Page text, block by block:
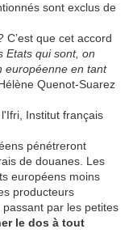
sont exclus de
C’est que cet accord
Etats qui sont, on
européenne en tant
Quenot-Suarez
Institut français
pénétreront
de douanes. Les
européens moins
producteurs
par les petites
le dos à tout